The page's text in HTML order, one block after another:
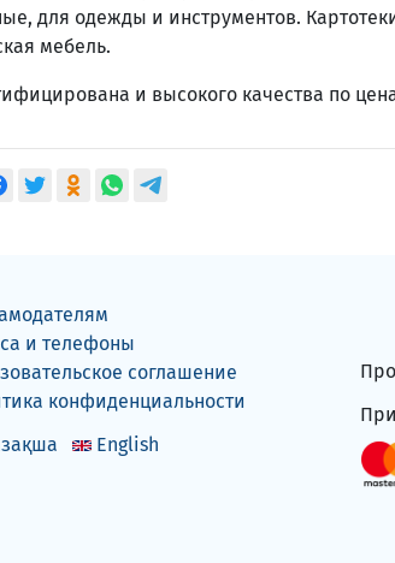
для одежды и инструментов.
мебель.
и высокого качества по
и телефоны
соглашение
конфиденциальности
English